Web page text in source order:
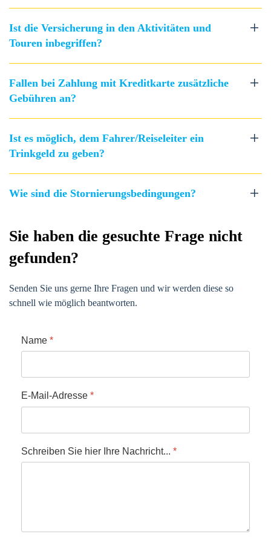
Ist die Versicherung in den Aktivitäten und
Touren inbegriffen?
Fallen bei Zahlung mit Kreditkarte zusätzliche
Gebühren an?
Ist es möglich, dem Fahrer/Reiseleiter ein
Trinkgeld zu geben?
Wie sind die Stornierungsbedingungen?
Sie haben die gesuchte Frage nicht
gefunden?
Senden Sie uns gerne Ihre Fragen und wir werden diese so
schnell wie möglich beantworten.
Name *
E-Mail-Adresse *
Schreiben Sie hier Ihre Nachricht... *